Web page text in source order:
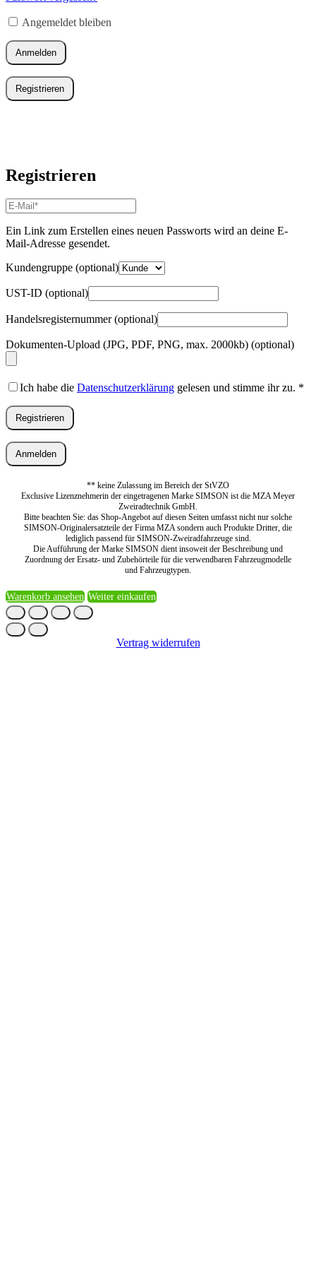
Angemeldet bleiben
Anmelden
Registrieren
Registrieren
E-
Mail-
Adresse*
Erforderlich
Ein Link zum Erstellen eines neuen Passworts wird an deine E-
Mail-Adresse gesendet.
Kundengruppe (optional)
UST-ID (optional)
Handelsregisternummer(optional)
Dokumenten-Upload (JPG, PDF, PNG, max. 2000kb) (optional)
Ich habe die Datenschutzerklärung gelesen und stimme ihr zu. *
Registrieren
Anmelden
** keine Zulassung im Bereich der StVZO
Exclusive Lizenznehmerin der eingetragenen Marke SIMSON ist die MZA Meyer
Zweiradtechnik GmbH.
Bitte beachten Sie: das Shop-Angebot auf diesen Seiten umfasst nicht nur solche
SIMSON-Originalersatzteile der Firma MZA sondern auch Produkte Dritter, die
lediglich passend für SIMSON-Zweiradfahrzeuge sind.
Die Aufführung der Marke SIMSON dient insoweit der Beschreibung und
Zuordnung der Ersatz- und Zubehörteile für die verwendbaren Fahrzeugmodelle
und Fahrzeugtypen.
Warenkorb ansehen Weiter einkaufen
Vertrag widerrufen